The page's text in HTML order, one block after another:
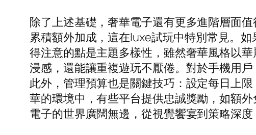
除了上述基礎，奢華電子還有更多進階層面
累積額外加成，這在luxe試玩中特別常見。
得注意的點是主題多樣性，雖然奢華風格以
浸感，還能讓重複遊玩不厭倦。對於手機用
此外，管理預算也是關鍵技巧：設定每日上
華的環境中，有些平台提供忠誠獎勵，如額
電子的世界廣闊無邊，從視覺饗宴到策略深度